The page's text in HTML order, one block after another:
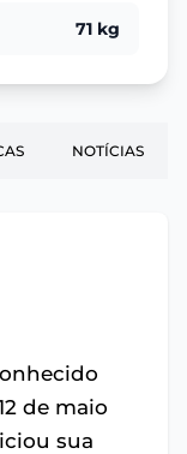
71 kg
NOTÍCIAS
de maio
sua